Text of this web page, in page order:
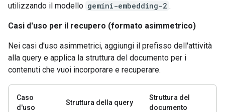
utilizzando il modello gemini-embedding-2 .
Casi d'uso per il recupero (formato asimmetrico)
Nei casi d'uso asimmetrici, aggiungi il prefisso dell'attività
alla query e applica la struttura del documento per i
contenuti che vuoi incorporare e recuperare.
Caso
d'uso
Struttura della query
Struttura del
documento